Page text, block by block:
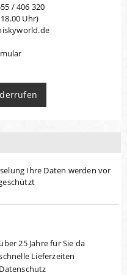
/ 406 320
Uhr)
Ihre Daten werden vor
über 25 Jahre für Sie da
Lieferzeiten
Datenschutz